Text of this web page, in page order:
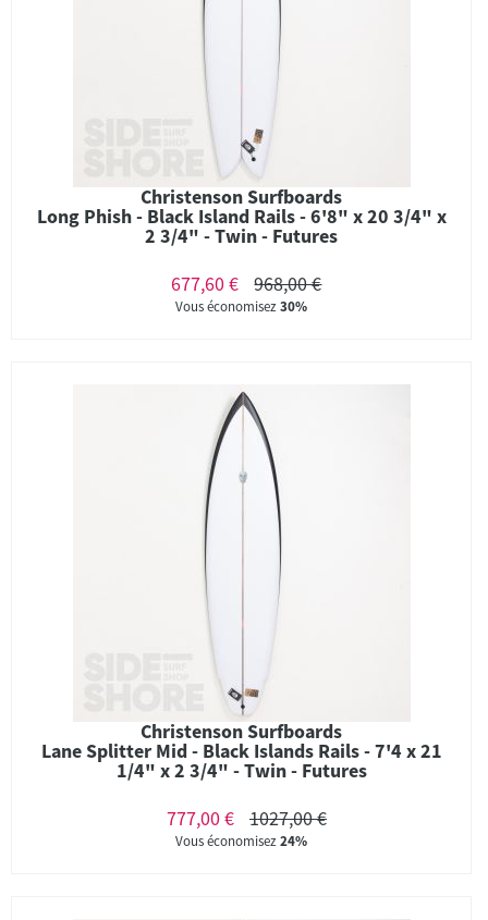
Christenson Surfboards
Long Phish - Black Island Rails - 6'8" x 20 3/4" x
2 3/4" - Twin - Futures
677,60 €
968,00 €
Vous économisez30%
Christenson Surfboards
Lane Splitter Mid - Black Islands Rails - 7'4 x 21
1/4" x 2 3/4" - Twin - Futures
777,00 €
1027,00 €
Vous économisez24%